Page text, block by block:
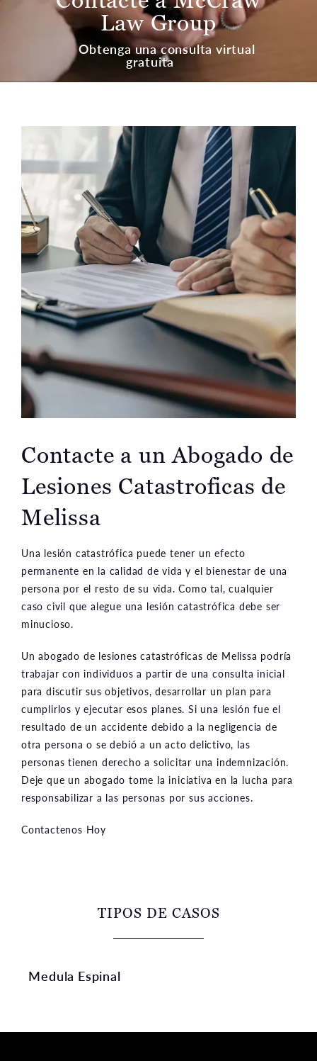
Law Group
Obtenga una consulta virtual
gratuita
Contacte a un Abogado de
Lesiones Catastroficas de
Melissa
Una lesión catastrófica puede tener un efecto
permanente en la calidad de vida y el bienestar de una
persona por el resto de su vida. Como tal, cualquier
caso civil que alegue una lesión catastrófica debe ser
minucioso.
Un abogado de lesiones catastróficas de Melissa podría
trabajar con individuos a partir de una consulta inicial
para discutir sus objetivos, desarrollar un plan para
cumplirlos y ejecutar esos planes. Si una lesión fue el
resultado de un accidente debido a la negligencia de
otra persona o se debió a un acto delictivo, las
personas tienen derecho a solicitar una indemnización.
Deje que un abogado tome la iniciativa en la lucha para
responsabilizar a las personas por sus acciones.
Contactenos Hoy
TIPOS DE CASOS
Medula Espinal